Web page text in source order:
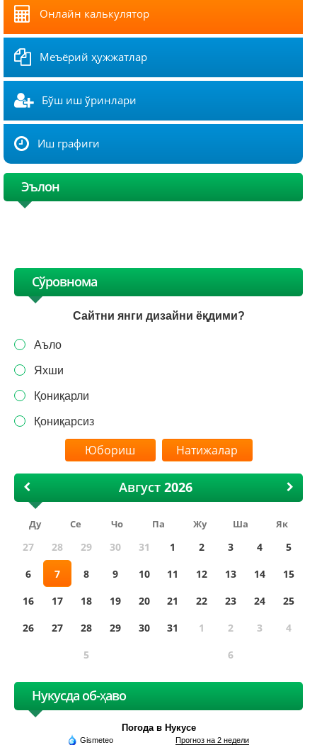
Онлайн калькулятор
Меъёрий ҳужжатлар
Бўш иш ўринлари
Иш графиги
Эълон
Сўровнома
Сайтни янги дизайни ёқдими?
Аъло
Яхши
Қониқарли
Қониқарсиз
Натижалар
Август
Ду Се Чо Па Жу Ша Як
27 28 29 30 31 1 2 3 4
5
6
7 8 9 10 11 12 13 14
15
16
17 18 19 20 21 22 23 24
25
26
27 28 29 30 31 1 2 3
4
5
6
Нукусда об-ҳаво
Погода в Нукусе
Gismeteo Прогноз на 2 недели